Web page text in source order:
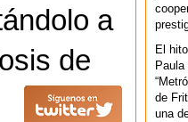
a
de
El
de
una